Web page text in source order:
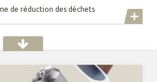
de réduction des déchets